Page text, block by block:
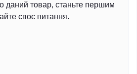
даний товар, станьте першим
своє питання.